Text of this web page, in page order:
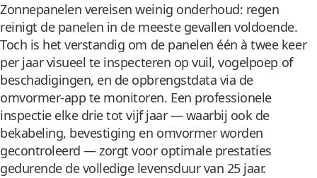
Zonnepanelen vereisen weinig onderhoud: regen
reinigt de panelen in de meeste gevallen voldoende.
Toch is het verstandig om de panelen één à twee keer
per jaar visueel te inspecteren op vuil, vogelpoep of
beschadigingen, en de opbrengstdata via de
omvormer-app te monitoren. Een professionele
inspectie elke drie tot vijf jaar — waarbij ook de
bekabeling, bevestiging en omvormer worden
gecontroleerd — zorgt voor optimale prestaties
gedurende de volledige levensduur van 25 jaar.